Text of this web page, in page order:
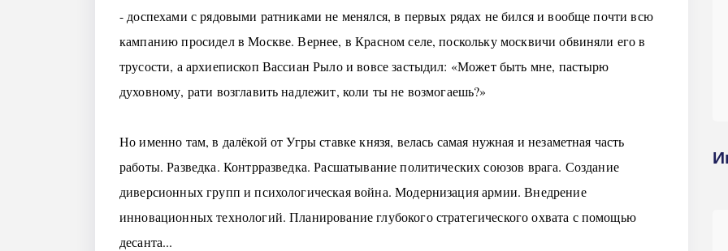
- доспехами с рядовыми ратниками не менялся, в первых рядах не бился и вообще почти всю
кампанию просидел в Москве. Вернее, в Красном селе, поскольку москвичи обвиняли его в
трусости, а архиепископ Вассиан Рыло и вовсе застыдил: «Может быть мне, пастырю
духовному, рати возглавить надлежит, коли ты не возмогаешь?»
Но именно там, в далёкой от Угры ставке князя, велась самая нужная и незаметная часть
работы. Разведка. Контрразведка. Расшатывание политических союзов врага. Создание
диверсионных групп и психологическая война. Модернизация армии. Внедрение
инновационных технологий. Планирование глубокого стратегического охвата с помощью
десанта...